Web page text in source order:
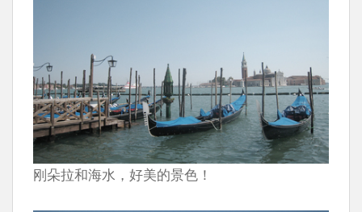
刚朵拉和海水，好美的景色！